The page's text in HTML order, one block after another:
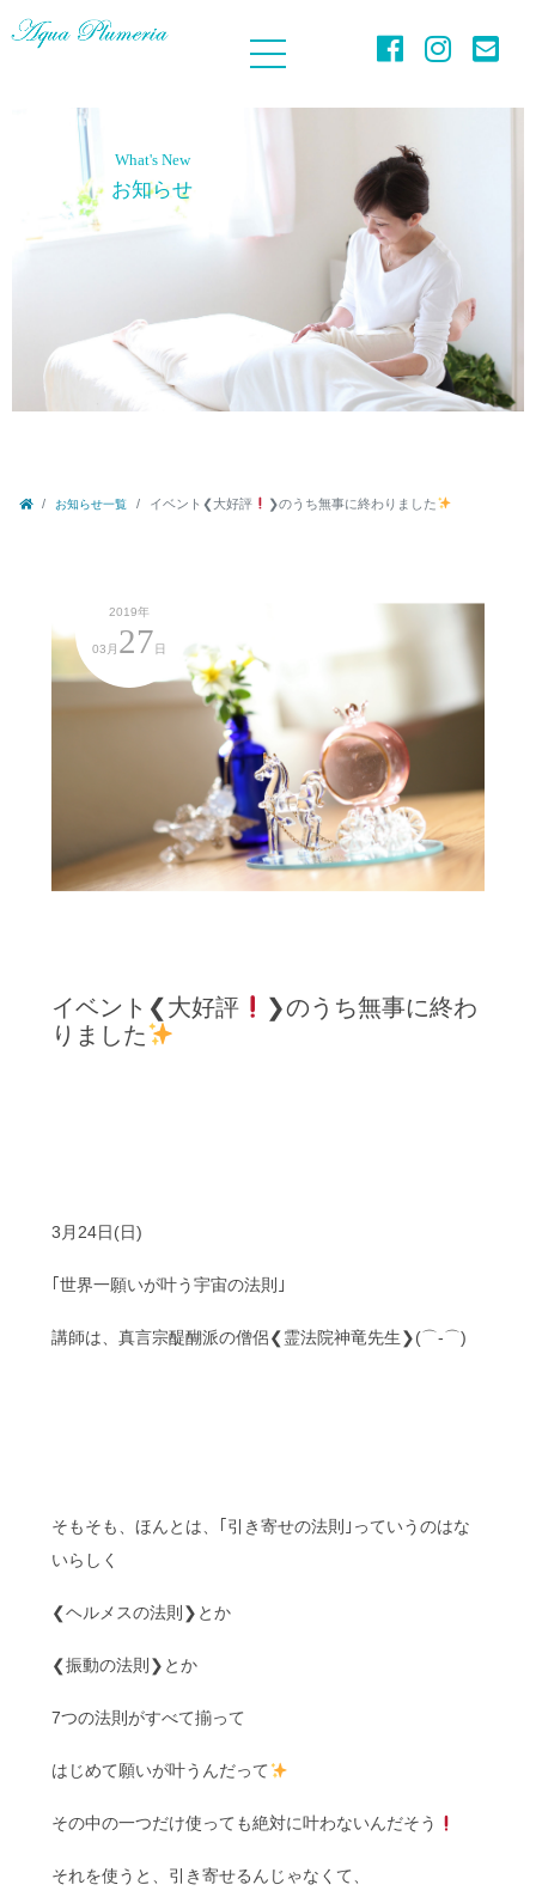
What's New
お知らせ
お知らせ一覧 イベント❮大好評 ❯のうち無事に終わりました
2019年
03月 27 日
イベント❮大好評
❯のうち無事に終わ
りました
3月24日(日)
｢世界一願いが叶う宇宙の法則｣
講師は、真言宗醍醐派の僧侶❮霊法院神竜先生❯(⌒‐⌒)
そもそも、ほんとは、｢引き寄せの法則｣っていうのはな
いらしく
❮ヘルメスの法則❯とか
❮振動の法則❯とか
7つの法則がすべて揃って
はじめて願いが叶うんだって
その中の一つだけ使っても絶対に叶わないんだそう
それを使うと、引き寄せるんじゃなくて、